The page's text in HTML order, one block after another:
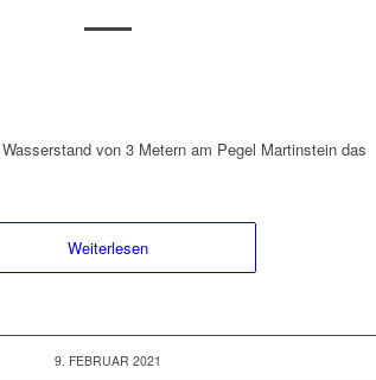
von 3 Metern am Pegel Martinstein das
Weiterlesen
9. FEBRUAR 2021